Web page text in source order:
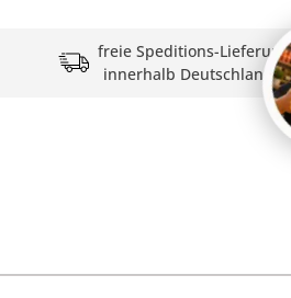
freie Speditions-Lieferung
innerhalb Deutschlands